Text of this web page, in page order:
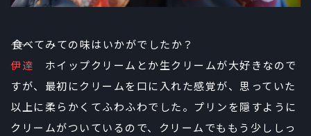
――食べてみての味はいかがでしたか？
伊達 ホイップクリームとか生クリームが大好きなので
すが、最初にクリームを口に入れた感覚が、思っていた
以上に柔らかくてふわふわでした。プリンを隠すように
クリームがついているので、クリームでももう少ししっ